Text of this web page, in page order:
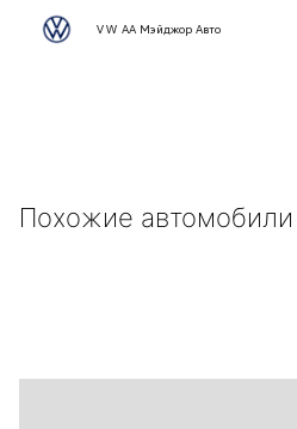
VW АА Мэйджор Авто
Похожие автомобили